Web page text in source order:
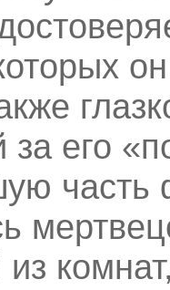
его
часть